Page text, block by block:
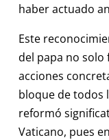
haber actuado
Este
del papa no solo
acciones
bloque de todos
reformó
Vaticano, pues